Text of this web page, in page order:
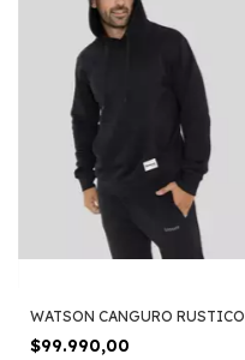
WATSON CANGURO RUSTICO
$99.990,00